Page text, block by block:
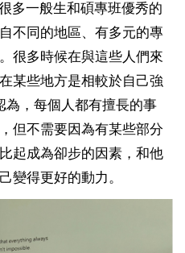
多一般生和碩專班優秀的
不同的地區、有多元的專
很多時候在與這些人們來
某些地方是相較於自己強
為，每個人都有擅長的事
但不需要因為有某些部分
起成為卻步的因素，和他
變得更好的動力。